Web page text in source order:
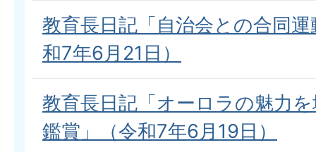
教育長日記「自治会との合同
和7年6月21日）
教育長日記「オーロラの魅力
鑑賞」（令和7年6月19日）